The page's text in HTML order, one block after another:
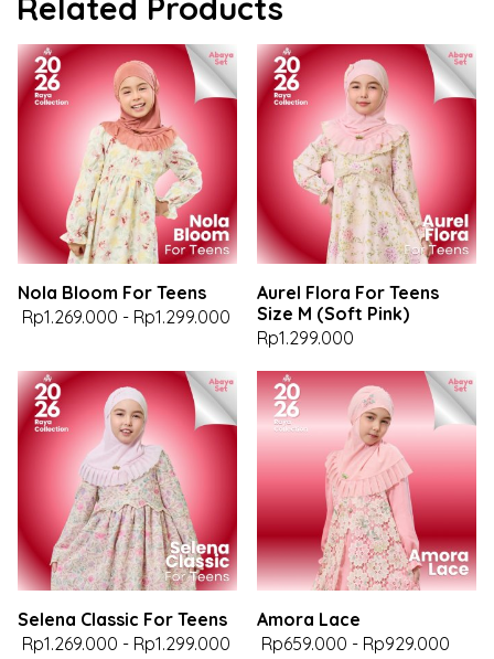
Nola Bloom For Teens
Rp1.269.000 - Rp1.299.000
Aurel Flora For Teens
Size M (Soft Pink)
Rp1.299.000
Selena Classic For Teens
Rp1.269.000 - Rp1.299.000
Amora Lace
Rp659.000 - Rp929.000